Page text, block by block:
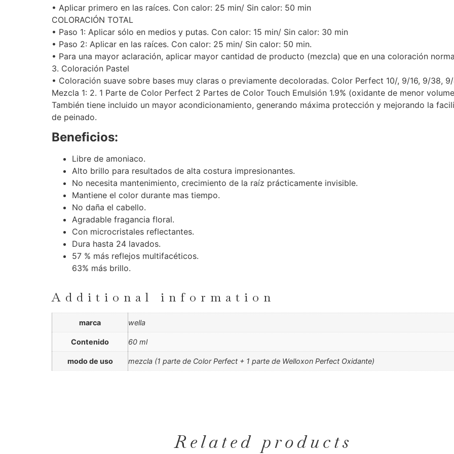
• Aplicar primero en las raíces. Con calor: 25 min/ Sin calor: 50 min
COLORACIÓN TOTAL
• Paso 1: Aplicar sólo en medios y putas. Con calor: 15 min/ Sin calor: 30 min
• Paso 2: Aplicar en las raíces. Con calor: 25 min/ Sin calor: 50 min.
• Para una mayor aclaración, aplicar mayor cantidad de producto (mezcla) que en una coloración
3. Coloración Pastel
• Coloración suave sobre bases muy claras o previamente decoloradas. Color Perfect 10/, 9/16, 9/38,
Mezcla 1: 2. 1 Parte de Color Perfect 2 Partes de Color Touch Emulsión 1.9% (oxidante de menor
También tiene incluido un mayor acondicionamiento, generando máxima protección y mejorando la
de peinado.
Beneficios:
Libre de amoniaco.
Alto brillo para resultados de alta costura impresionantes.
No necesita mantenimiento, crecimiento de la raíz prácticamente invisible.
Mantiene el color durante mas tiempo.
No daña el cabello.
Agradable fragancia floral.
Con microcristales reflectantes.
Dura hasta 24 lavados.
57 % más reflejos multifacéticos.
63% más brillo.
Additional information
marca wella
Contenido 60 ml
modo de uso mezcla (1 parte de Color Perfect + 1 parte de Welloxon Perfect Oxidante)
Related products